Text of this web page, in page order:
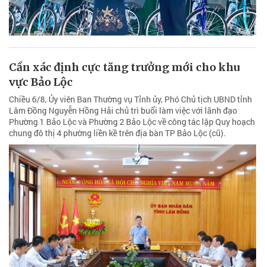
Cần xác định cực tăng trưởng mới cho khu
vực Bảo Lộc
Chiều 6/8, Ủy viên Ban Thường vụ Tỉnh ủy, Phó Chủ tịch UBND tỉnh
Lâm Đồng Nguyễn Hồng Hải chủ trì buổi làm việc với lãnh đạo
Phường 1 Bảo Lộc và Phường 2 Bảo Lộc về công tác lập Quy hoạch
chung đô thị 4 phường liền kề trên địa bàn TP Bảo Lộc (cũ).